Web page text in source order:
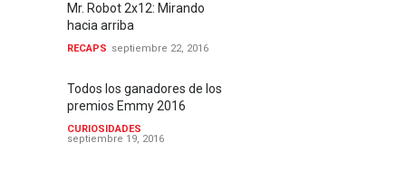
Mr. Robot 2x12: Mirando
hacia arriba
RECAPS septiembre 22, 2016
Todos los ganadores de los
premios Emmy 2016
CURIOSIDADES
septiembre 19, 2016